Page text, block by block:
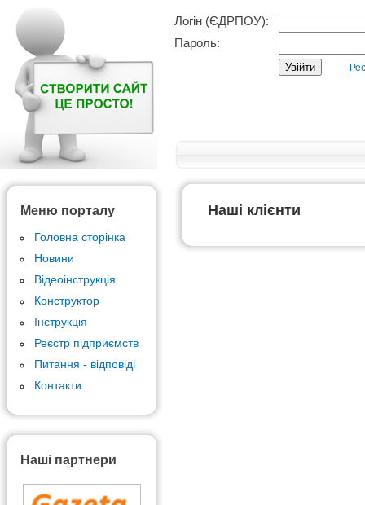
Логін (ЄДРПОУ):
Пароль:
Меню порталу
Головна сторінка
Новини
Відеоінструкція
Конструктор
Інструкція
Реєстр підприємств
Питання - відповіді
Контакти
Наші партнери
Наші клієнти